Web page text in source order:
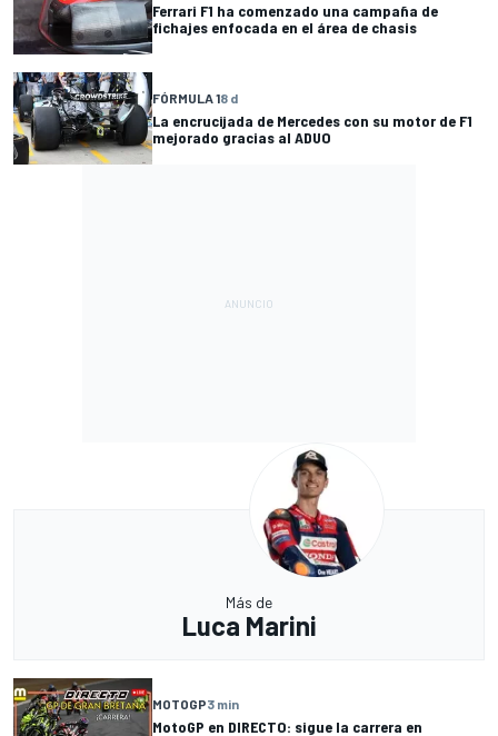
Ferrari F1 ha comenzado una campaña de
fichajes enfocada en el área de chasis
FÓRMULA 18 d
La encrucijada de Mercedes con su motor de F1
mejorado gracias al ADUO
Más de
Luca Marini
MOTOGP3 min
MotoGP en DIRECTO: sigue la carrera en